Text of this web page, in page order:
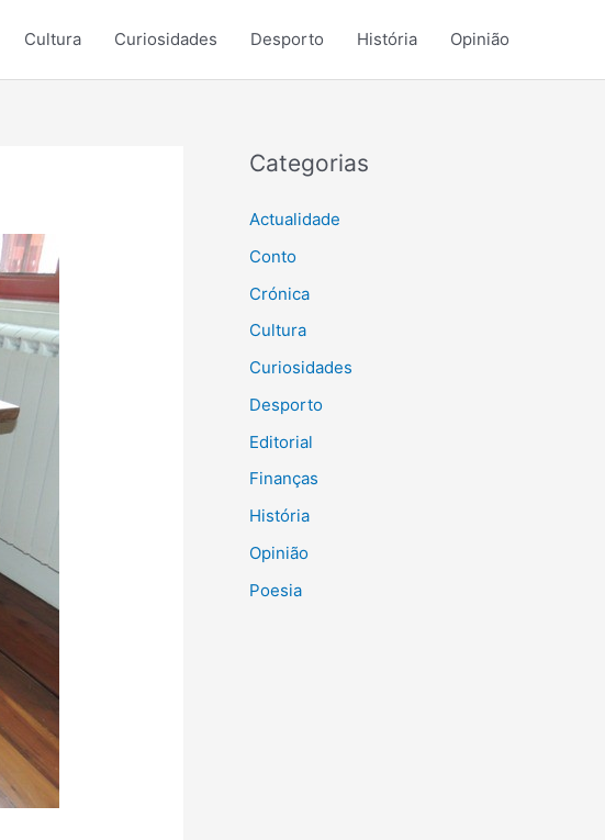
Cultura Curiosidades Desporto História Opinião
Categorias
Actualidade
Conto
Crónica
Cultura
Curiosidades
Desporto
Editorial
Finanças
História
Opinião
Poesia